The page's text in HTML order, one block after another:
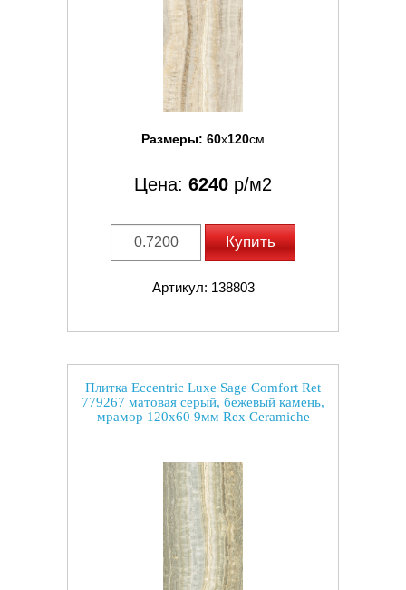
Размеры: 60x120см
Цена: 6240 р/м2
Купить
Артикул: 138803
Плитка Eccentric Luxe Sage Comfort Ret
779267 матовая серый, бежевый камень,
мрамор 120x60 9мм Rex Ceramiche